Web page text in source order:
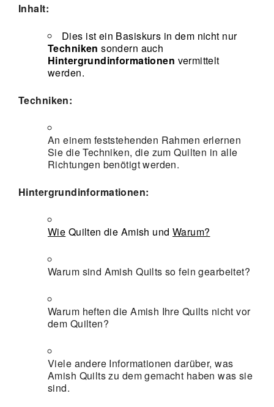
Inhalt:
Dies ist ein Basiskurs in dem nicht nur
Techniken sondern auch
Hintergrundinformationen vermittelt
werden.
Techniken:
An einem feststehenden Rahmen erlernen
Sie die Techniken, die zum Quilten in alle
Richtungen benötigt werden.
Hintergrundinformationen:
Wie Quilten die Amish und Warum?
Warum sind Amish Quilts so fein gearbeitet?
Warum heften die Amish Ihre Quilts nicht vor
dem Quilten?
Viele andere Informationen darüber, was
Amish Quilts zu dem gemacht haben was sie
sind.